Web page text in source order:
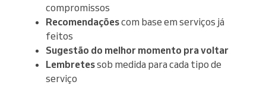
compromissos
Recomendaçõescom base em serviços já
feitos
Sugestão do melhor momento pra voltar
Lembretessob medida para cada tipo de
serviço